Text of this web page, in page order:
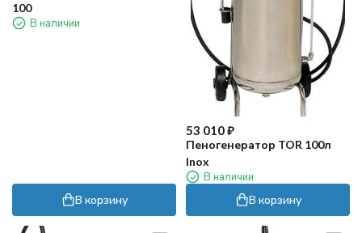
100
В наличии
В корзину
53 010₽
Пеногенератор TOR 100л
Inox
В наличии
В корзину